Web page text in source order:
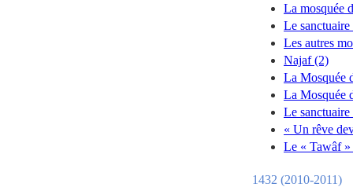
La mosquée
Le
Les autres
Najaf (2)
La Mosquée
La Mosquée
Le
« Un rêve
Le « Tawâf »
1432 (2010-2011)